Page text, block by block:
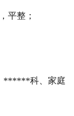
整；
******科、家庭